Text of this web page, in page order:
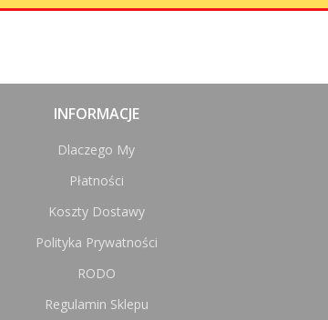
INFORMACJE
Dlaczego My
Płatności
Koszty Dostawy
Polityka Prywatności
RODO
Regulamin Sklepu